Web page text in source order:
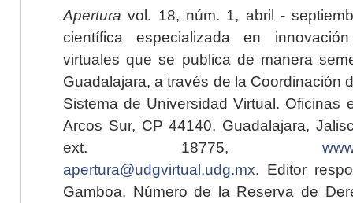
Apertura vol. 18, núm. 1, abril -
científica especializada en
virtuales que se publica de manera
Guadalajara, a través de la Coordinación
Sistema de Universidad Virtual. Oficinas
Arcos Sur, CP 44140, Guadalajara,
ext. 18775,
apertura@udgvirtual.udg.mx. Editor
Gamboa. Número de la Reserva de